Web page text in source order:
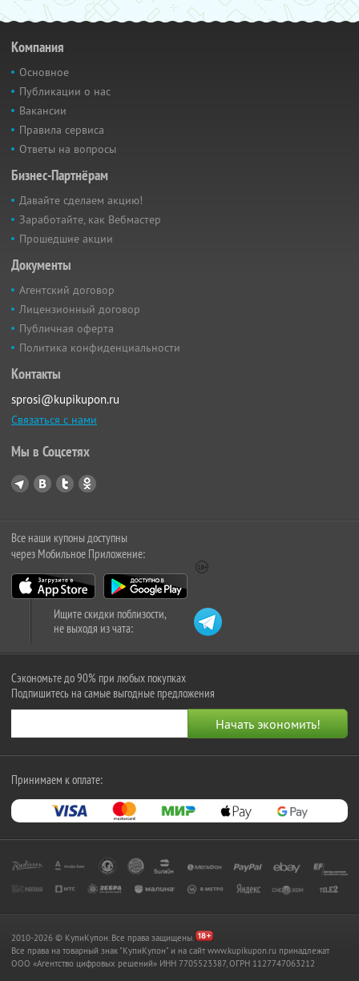
Компания
Основное
Публикации о нас
Вакансии
Правила сервиса
Ответы на вопросы
Бизнес-Партнёрам
Давайте сделаем акцию!
Заработайте, как Вебмастер
Прошедшие акции
Документы
Агентский договор
Лицензионный договор
Публичная оферта
Политика конфиденциальности
Контакты
sprosi@kupikupon.ru
Связаться с нами
Мы в Соцсетях
Все наши купоны доступны
через Мобильное Приложение:
Ищите скидки поблизости,
не выходя из чата:
Сэкономьте до 90% при любых покупках
Подпишитесь на самые выгодные предложения
Принимаем к оплате:
2010-2026 © КупиКупон. Все права защищены.
Все права на товарный знак "КупиКупон" и на сайт www.kupikupon.ru принадлежат
OOO «Агентство цифровых решений» ИНН 7705523387, ОГРН 1127747063212